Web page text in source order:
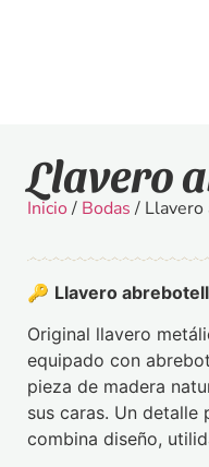
Llavero
Inicio/ Bodas/ Llavero
🔑 Llavero
Original llavero
equipado con
pieza de madera
sus caras. Un
combina diseño,